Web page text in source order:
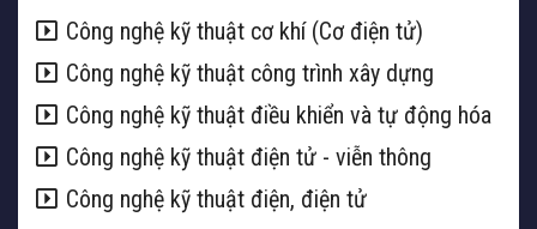
Công nghệ kỹ thuật cơ khí (Cơ điện tử)
Công nghệ kỹ thuật công trình xây dựng
Công nghệ kỹ thuật điều khiển và tự động hóa
Công nghệ kỹ thuật điện tử - viễn thông
Công nghệ kỹ thuật điện, điện tử